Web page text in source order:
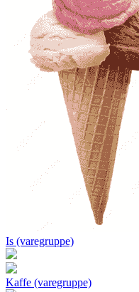
Is (varegruppe)
Kaffe (varegruppe)